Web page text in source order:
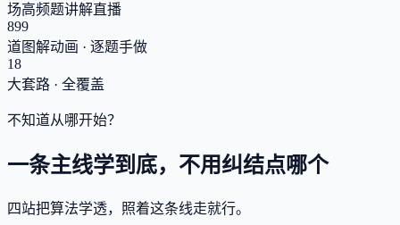
场高频题讲解直播
899
道图解动画 · 逐题手做
18
大套路 · 全覆盖
不知道从哪开始？
一条主线学到底，不用纠结点哪个
四站把算法学透，照着这条线走就行。